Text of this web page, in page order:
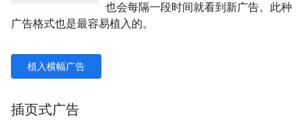
也会每隔一段时间就看到新广告。此种
广告格式也是最容易植入的。
植入横幅广告
插页式广告